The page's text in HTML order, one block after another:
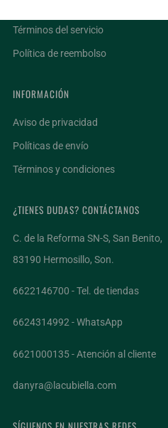
Términos del servicio
Política de reembolso
INFORMACIÓN
Aviso de privacidad
Políticas de envío
Términos y condiciones
¿TIENES DUDAS? CONTÁCTANOS
C. de la Reforma SN-S, San Benito,
83190 Hermosillo, Son.
6622146700 - Tel. de tiendas
6624314992 - WhatsApp
6621000135 - Atención al cliente
danyra@lacubiella.com